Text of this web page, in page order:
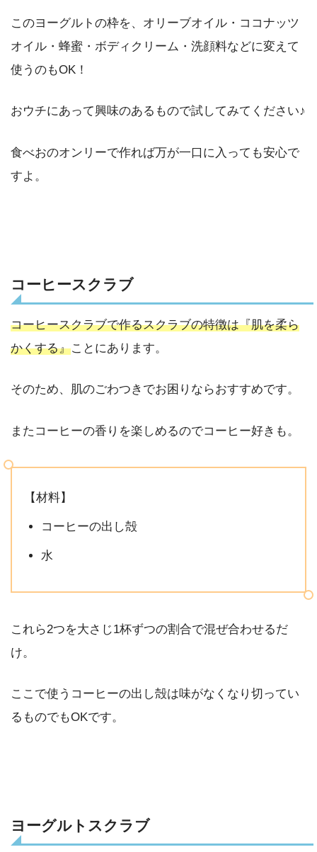
このヨーグルトの枠を、オリーブオイル・ココナッツ
オイル・蜂蜜・ボディクリーム・洗顔料などに変えて
使うのもOK！
おウチにあって興味のあるもので試してみてください♪
食べおのオンリーで作れば万が一口に入っても安心で
すよ。
コーヒースクラブ
コーヒースクラブで作るスクラブの特徴は『肌を柔ら
かくする』ことにあります。
そのため、肌のごわつきでお困りならおすすめです。
またコーヒーの香りを楽しめるのでコーヒー好きも。
【材料】
コーヒーの出し殻
水
これら2つを大さじ1杯ずつの割合で混ぜ合わせるだ
け。
ここで使うコーヒーの出し殻は味がなくなり切ってい
るものでもOKです。
ヨーグルトスクラブ